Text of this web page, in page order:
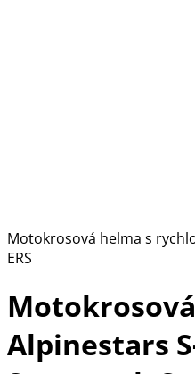
Motokrosová helma s
ERS
Alpinestars